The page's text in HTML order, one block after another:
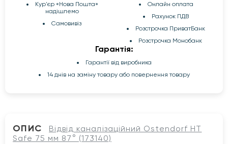
Кур'єр «Нова Пошта»
надішлемо
Самовивіз
Онлайн оплата
Рахунок ПДВ
Розстрочка ПриватБанк
Розстрочка Монобанк
Гарантія:
Гарантії від виробника
14 днів на заміну товару або повернення товару
ОПИС
Відвід каналізаційний Ostendorf HT
Safe 75 мм 87° (173140)